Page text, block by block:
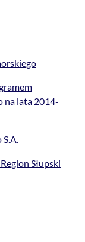
na lata 2014-
Słupski